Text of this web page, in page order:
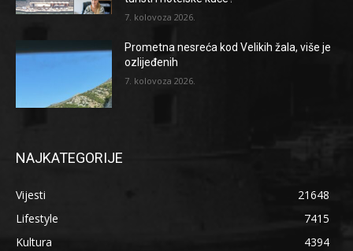
7. kolovoza 2026.
Prometna nesreća kod Velikih žala, više je
ozlijeđenih
7. kolovoza 2026.
NAJKATEGORIJE
Vijesti
21648
Lifestyle
7415
Kultura
4394